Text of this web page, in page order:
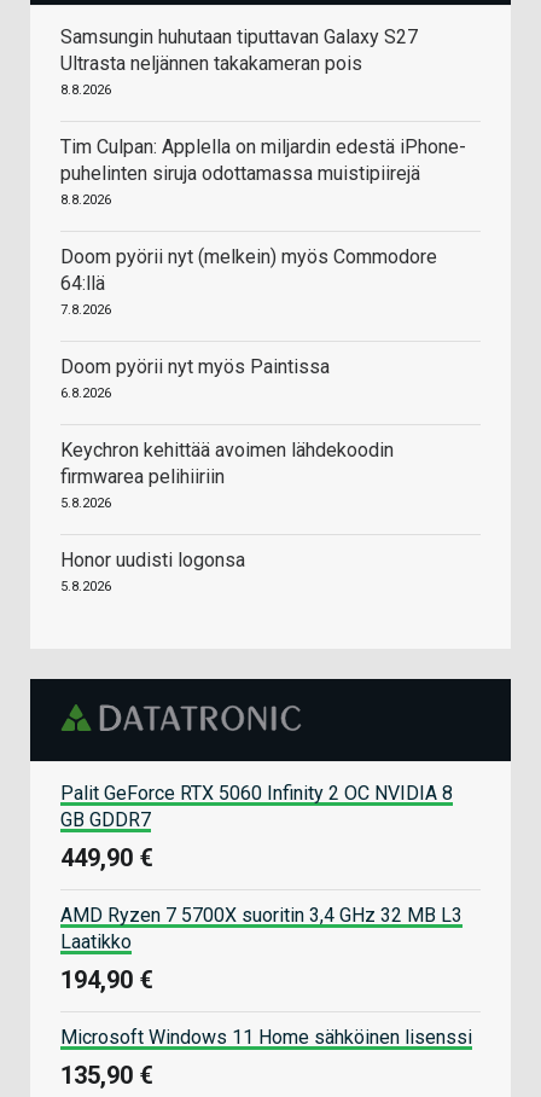
Samsungin huhutaan tiputtavan Galaxy S27
Ultrasta neljännen takakameran pois
8.8.2026
Tim Culpan: Applella on miljardin edestä iPhone-
puhelinten siruja odottamassa muistipiirejä
8.8.2026
Doom pyörii nyt (melkein) myös Commodore
64:llä
7.8.2026
Doom pyörii nyt myös Paintissa
6.8.2026
Keychron kehittää avoimen lähdekoodin
firmwarea pelihiiriin
5.8.2026
Honor uudisti logonsa
5.8.2026
Palit GeForce RTX 5060 Infinity 2 OC NVIDIA 8
GB GDDR7
449,90 €
AMD Ryzen 7 5700X suoritin 3,4 GHz 32 MB L3
Laatikko
194,90 €
Microsoft Windows 11 Home sähköinen lisenssi
135,90 €